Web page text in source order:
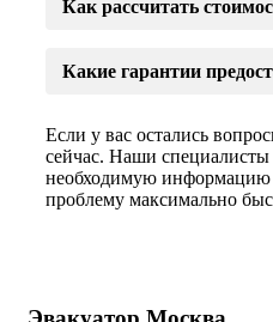
Как рассчитать
Какие гарантии
Если у вас остались
сейчас. Наши специалисты
необходимую
проблему максимально